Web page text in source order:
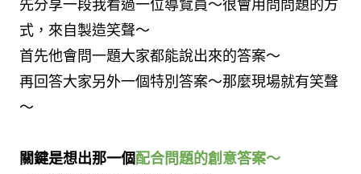
先分享一段我看過一位導覽員～很會用問問題的方
式，來自製造笑聲～
首先他會問一題大家都能說出來的答案～
再回答大家另外一個特別答案～那麼現場就有笑聲
～
關鍵是想出那一個配合問題的創意答案～